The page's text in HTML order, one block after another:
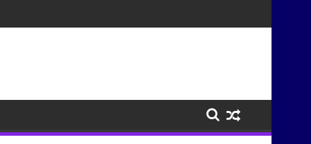
στο Μόντρεαλ